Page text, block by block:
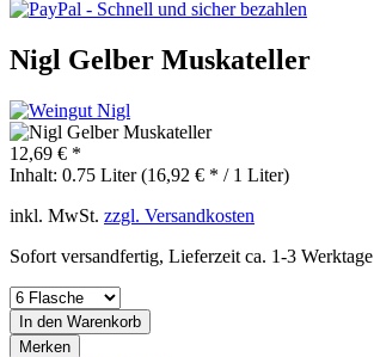
Nigl Gelber Muskateller
12,69 € *
Inhalt: 0.75 Liter (16,92 € * / 1 Liter)
inkl. MwSt. zzgl. Versandkosten
Sofort versandfertig, Lieferzeit ca. 1-3 Werktage
In den Warenkorb
Merken